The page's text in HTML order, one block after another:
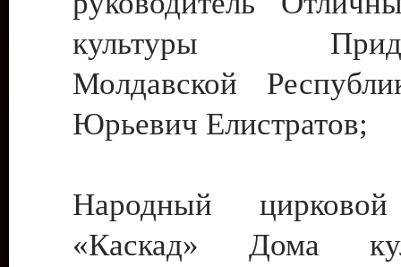
культуры
Молдавской
Юрьевич Елистратов;
Народный цирковой
«Каскад» Дома